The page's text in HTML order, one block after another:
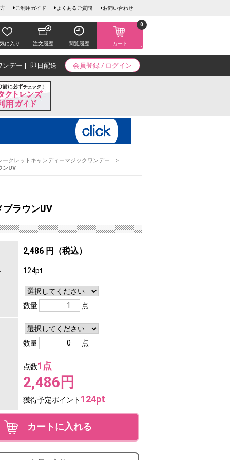
ご利用ガイド よくあるご質問 お問い合わせ
に入り 注文履歴 閲覧履歴 カート
0
会員登録 / ログイン
ンデー 即日配送
ークレットキャンディーマジックワンデー
ンUV
ブラウンUV
2,486 円（税込）
124pt
数量 点
数量
点
点数1点
2,486円
獲得予定ポイント 124pt
カートに入れる